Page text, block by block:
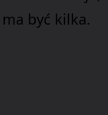
być kilka.